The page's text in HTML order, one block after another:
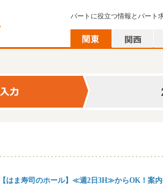
パートに役立つ情報とパート
【はま寿司のホール】≪週2日3H≫からOK！案